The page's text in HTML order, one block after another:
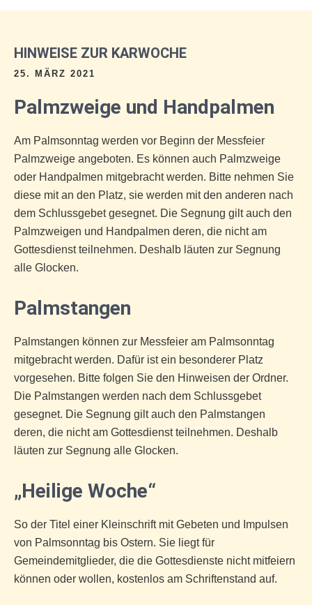
HINWEISE ZUR KARWOCHE
25. MÄRZ 2021
Palmzweige und Handpalmen
Am Palmsonntag werden vor Beginn der Messfeier
Palmzweige angeboten. Es können auch Palmzweige
oder Handpalmen mitgebracht werden. Bitte nehmen Sie
diese mit an den Platz, sie werden mit den anderen nach
dem Schlussgebet gesegnet. Die Segnung gilt auch den
Palmzweigen und Handpalmen deren, die nicht am
Gottesdienst teilnehmen. Deshalb läuten zur Segnung
alle Glocken.
Palmstangen
Palmstangen können zur Messfeier am Palmsonntag
mitgebracht werden. Dafür ist ein besonderer Platz
vorgesehen. Bitte folgen Sie den Hinweisen der Ordner.
Die Palmstangen werden nach dem Schlussgebet
gesegnet. Die Segnung gilt auch den Palmstangen
deren, die nicht am Gottesdienst teilnehmen. Deshalb
läuten zur Segnung alle Glocken.
„Heilige Woche“
So der Titel einer Kleinschrift mit Gebeten und Impulsen
von Palmsonntag bis Ostern. Sie liegt für
Gemeindemitglieder, die die Gottesdienste nicht mitfeiern
können oder wollen, kostenlos am Schriftenstand auf.